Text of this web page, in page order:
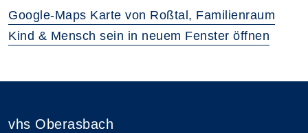
Google-Maps Karte von Roßtal, Familienraum
Kind & Mensch sein in neuem Fenster öffnen
vhs Oberasbach